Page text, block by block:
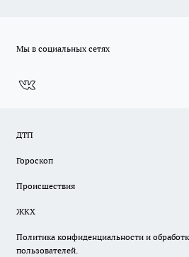
Мы в социальных сетях
ДТП
Гороскоп
Происшествия
ЖКХ
Политика конфиденциальности и
пользователей.